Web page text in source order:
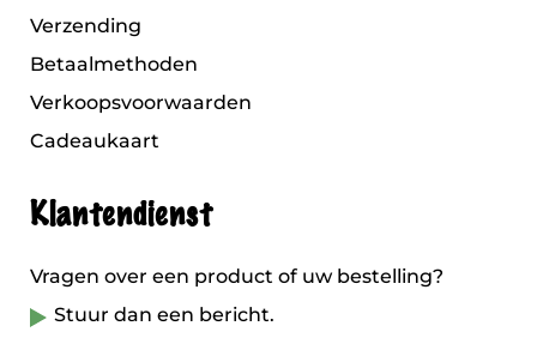
Verzending
Betaalmethoden
Verkoopsvoorwaarden
Cadeaukaart
Klantendienst
Vragen over een product of uw bestelling?
Stuur dan een bericht.